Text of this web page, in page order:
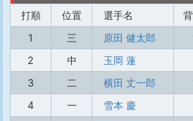
打順
位置 選手名
1
三 原田 健太郎
2
中 玉岡 蓮
3
二 横田 丈一郎
4
一 雪本 慶